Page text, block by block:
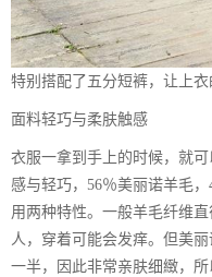
特别搭配了五分短裤，让上
面料轻巧与柔肤触感
衣服一拿到手上的时候，就
感与轻巧，56％美丽诺羊毛
用两种特性。一般羊毛纤维
人，穿着可能会发痒。但美
一半，因此非常亲肤细緻，